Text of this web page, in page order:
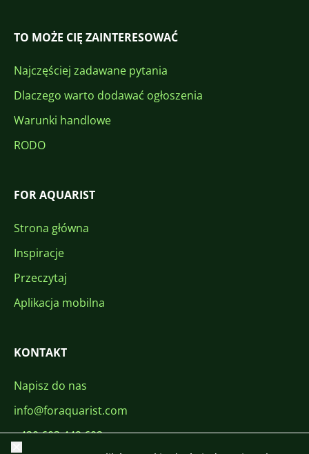
TO MOŻE CIĘ ZAINTERESOWAĆ
Najczęściej zadawane pytania
Dlaczego warto dodawać ogłoszenia
Warunki handlowe
RODO
FOR AQUARIST
Strona główna
Inspiracje
Przeczytaj
Aplikacja mobilna
KONTAKT
Napisz do nas
info@foraquarist.com
+420 603 449 602
Zamknij